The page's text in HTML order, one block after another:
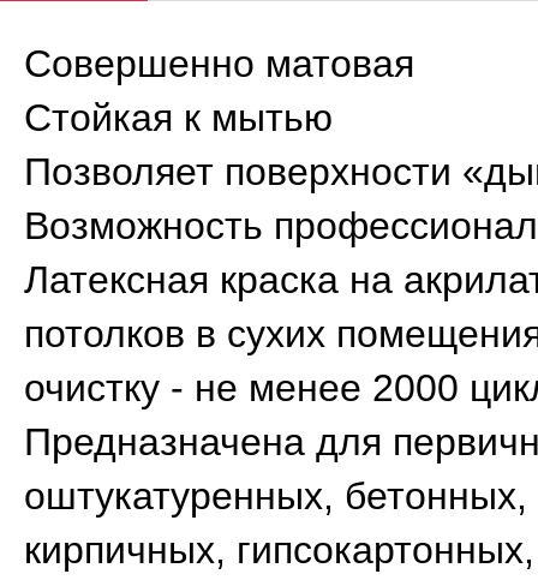
Совершенно матовая
Стойкая к мытью
Позволяет поверхности
Возможность
Латексная краска на
потолков в сухих
очистку - не менее 2000
Предназначена для
оштукатуренных,
кирпичных,